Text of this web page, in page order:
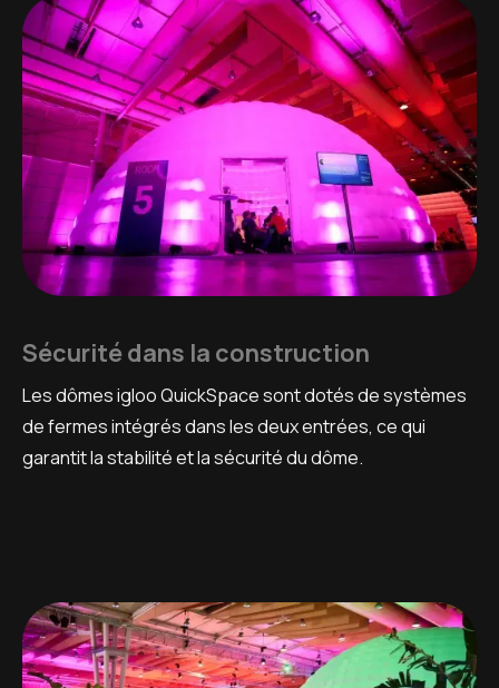
Sécurité dans la construction
Les dômes igloo QuickSpace sont dotés de systèmes
de fermes intégrés dans les deux entrées, ce qui
garantit la stabilité et la sécurité du dôme.